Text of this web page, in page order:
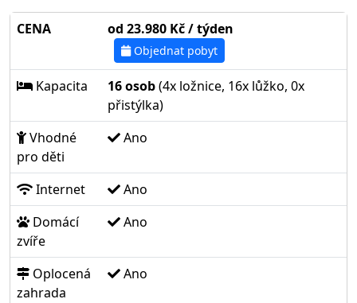
CENA od 23.980 Kč / týden
Objednat pobyt
Kapacita 16 osob(4x ložnice, 16x lůžko, 0x
přistýlka)
Vhodné
pro děti
Ano
Internet
Ano
Domácí
zvíře
Ano
Oplocená
zahrada
Ano